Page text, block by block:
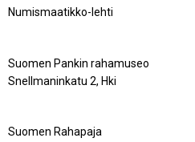
Numismaatikko-lehti
Suomen Pankin rahamuseo
Snellmaninkatu 2, Hki
Suomen Rahapaja